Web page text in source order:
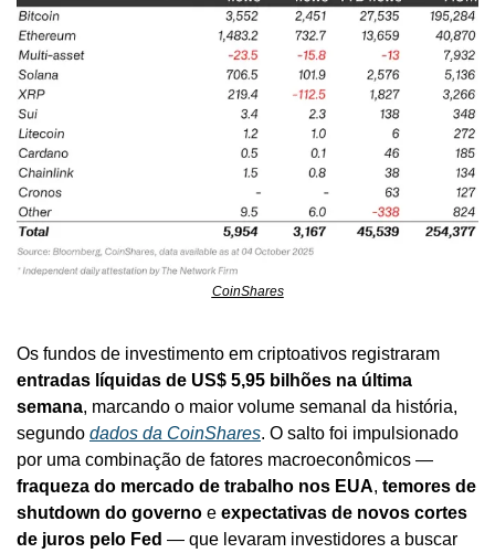
CoinShares
entradas líquidas de US$ 5,95 bilhões na última
semana, marcando o maior volume semanal da história,
segundo dados da CoinShares. O salto foi impulsionado
fraqueza do mercado de trabalho nos EUA, temores de
shutdown do governo e expectativas de novos cortes
de juros pelo Fed — que levaram investidores a buscar